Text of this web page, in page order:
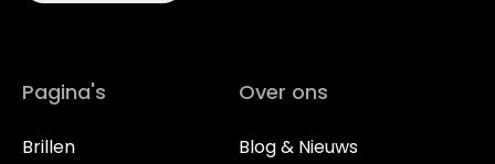
Pagina's
Brillen
Over ons
Blog & Nieuws